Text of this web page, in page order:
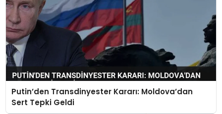
Putin’den Transdinyester Kararı: Moldova’dan
Sert Tepki Geldi